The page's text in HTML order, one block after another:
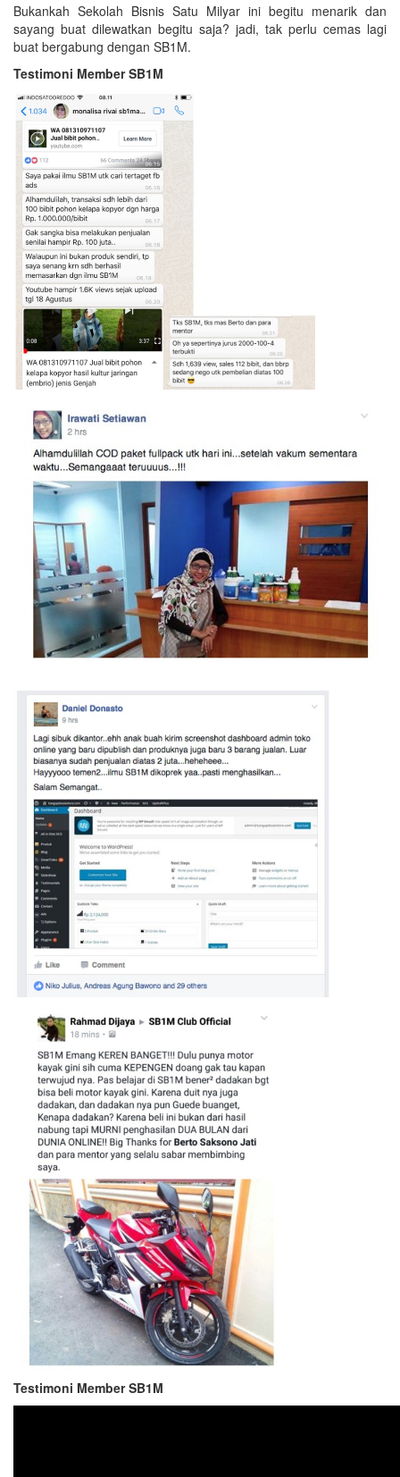
Bukankah Sekolah Bisnis Satu Milyar ini begitu menarik dan
sayang buat dilewatkan begitu saja? jadi, tak perlu cemas lagi
buat bergabung dengan SB1M.
Testimoni Member SB1M
Testimoni Member SB1M